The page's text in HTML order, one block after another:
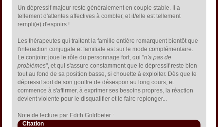
Un dépressif majeur reste généralement en couple stable. Il a
tellement d'attentes affectives à combler, et il/elle est tellement
rempli(e) d'espoirs !
Les thérapeutes qui traitent la famille entière remarquent bientôt que
l'interaction conjugale et familiale est sur le mode complémentaire.
Le conjoint joue le rôle du personnage fort, qui "n'a pas de
problèmes", et qui s'assure constamment que le dépressif reste bien
tout au fond de sa position basse, si chouette à exploiter. Dès que le
dépressif sort de son gouffre de désespoir au long cours, et
commence à s'affirmer, à exprimer ses besoins propres, la réaction
devient violente pour le disqualifier et le faire replonger...
Note de lecture par Edith Goldbeter :
Citation